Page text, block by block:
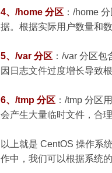
4、/home 分区 ：/home
据。根据实际用户数量和
5、/var 分区 ：/var 分区
因日志文件过度增长导致
6、/tmp 分区 ：/tmp 分区
会产生大量临时文件，合
以上就是 CentOS 操作系
作中，我们可以根据系统